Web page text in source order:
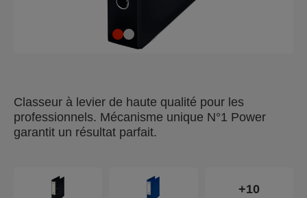
Classeur à levier de haute qualité pour les
professionnels. Mécanisme unique N°1 Power
garantit un résultat parfait.
+10